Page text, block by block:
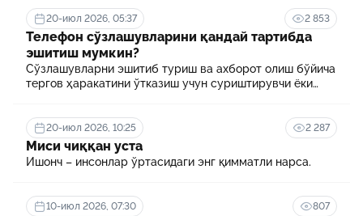
20-июл 2026, 05:37 2 853
Телефон сўзлашувларини қандай тартибда
эшитиш мумкин?
Сўзлашувларни эшитиб туриш ва ахборот олиш бўйича
тергов ҳаракатини ўтказиш учун суриштирувчи ёки
20-июл 2026, 10:25 2 287
Миси чиққан уста
Ишонч – инсонлар ўртасидаги энг қимматли нарса.
10-июл 2026, 07:30 807